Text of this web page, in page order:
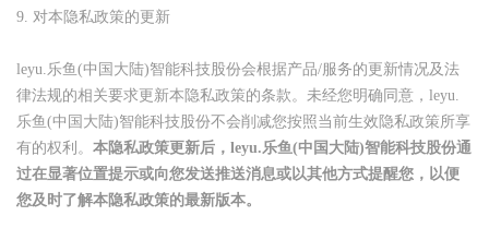
9. 对本隐私政策的更新
leyu.乐鱼(中国大陆)智能科技股份会根据产品/服务的更新情况及法
律法规的相关要求更新本隐私政策的条款。未经您明确同意，leyu.
乐鱼(中国大陆)智能科技股份不会削减您按照当前生效隐私政策所享
有的权利。 本隐私政策更新后，leyu.乐鱼(中国大陆)智能科技股份通
过在显著位置提示或向您发送推送消息或以其他方式提醒您，以便
您及时了解本隐私政策的最新版本。